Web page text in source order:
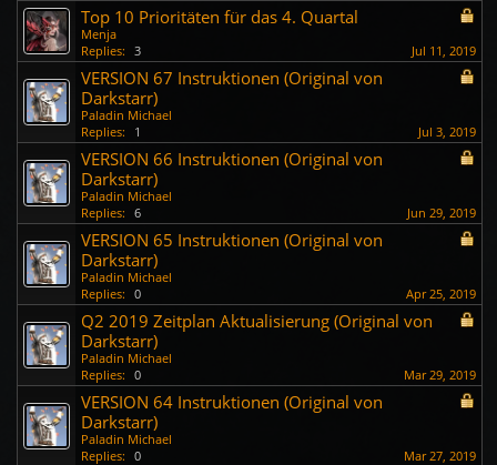
Top 10 Prioritäten für das 4. Quartal
Menja
Replies: 3 Jul 11, 2019
VERSION 67 Instruktionen (Original von
Darkstarr)
Paladin Michael
Replies:
1 Jul 3, 2019
VERSION 66 Instruktionen (Original von
Darkstarr)
Paladin Michael
Replies: 6 Jun 29, 2019
VERSION 65 Instruktionen (Original von
Darkstarr)
Paladin Michael
Replies: 0 Apr 25, 2019
Q2 2019 Zeitplan Aktualisierung (Original von
Darkstarr)
Paladin Michael
Replies: 0 Mar 29, 2019
VERSION 64 Instruktionen (Original von
Darkstarr)
Paladin Michael
Replies: 0 Mar 27, 2019